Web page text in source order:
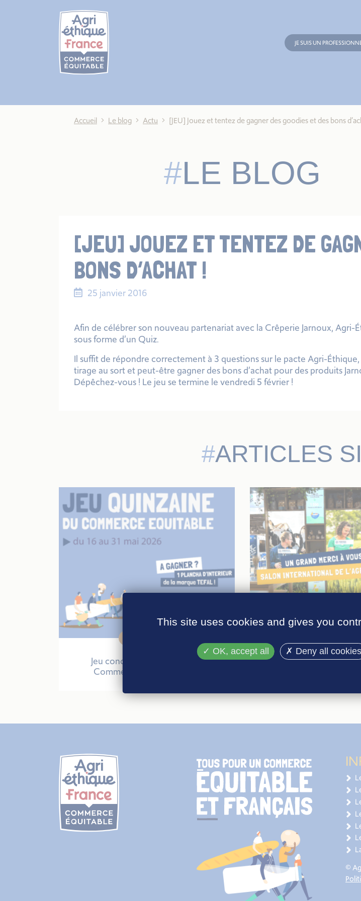
JE SUIS UN
LE BLOG
Accueil Le blog Actu [JEU] Jouez et tentez de gagner des goodies et des bons
[JEU] JOUEZ ET TENTEZ DE
BONS D’ACHAT !
25 janvier 2016
Afin de célébrer son nouveau partenariat avec la Crêperie Jarnoux, Agri-
sous forme d’un Quiz.
Il suffit de répondre correctement à 3 questions sur le pacte Agri-Éthique,
tirage au sort et peut-être gagner des bons d’achat pour des produits
Dépêchez-vous ! Le jeu se termine le vendredi 5 février !
ARTICLES
Jeu concours – Quinzaine du
Commerce Equitable 2026
Retour sur le Salon
©
This site uses cookies and gives you
OK, accept all Deny all cookies